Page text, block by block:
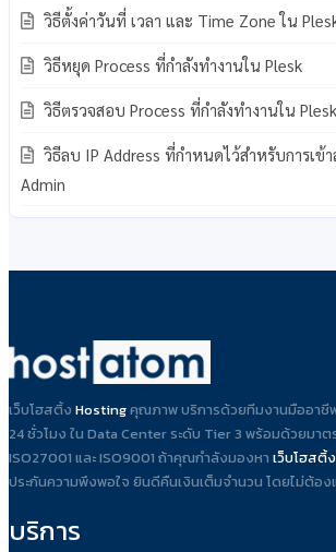
วิธีตั้งค่าวันที่ เวลา และ Time Zone ใน
วิธีหยุด Process ที่กำลังทำงานใน Plesk
วิธีตรวจสอบ Process ที่กำลังทำงานใน Plesk
วิธีลบ IP Address ที่กำหนดไว้สำหรับการเข้
Admin
เว็บโฮสติ้ง Hostingคุณภาพ บริการด้วยทีมงานมืออาชี
24 ชั่วโมง ใน Data Center ระดับ Tier 3 พร้อมด้วยมา
ISO27001 และ ISO9001 ถ้าคุณกำลังมองหา เว็บโฮสติ้
ประกันความพึงพอใจ ยินดีคืนเงินเต็มจำนวน โดยไม่ต้อ
บริการ